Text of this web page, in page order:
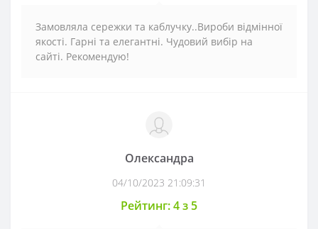
Замовляла сережки та каблучку..Вироби відмінної
якості. Гарні та елегантні. Чудовий вибір на
сайті. Рекомендую!
Олександра
04/10/2023 21:09:31
Рейтинг: 4 з 5